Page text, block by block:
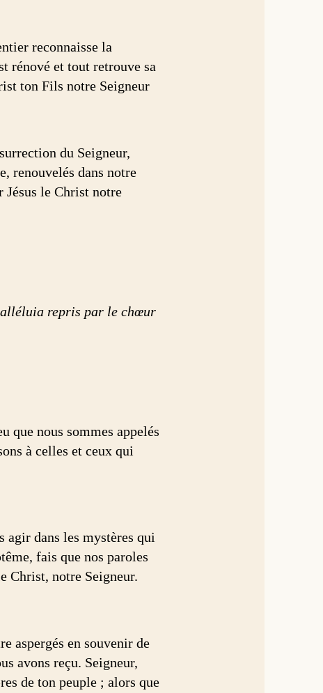
reconnaisse la
rénové et tout retrouve sa
ton Fils notre Seigneur
du Seigneur,
renouvelés dans notre
Jésus le Christ notre
repris par le chœur
que nous sommes appelés
à celles et ceux qui
agir dans les mystères qui
fais que nos paroles
Christ, notre Seigneur.
aspergés en souvenir de
avons reçu. Seigneur,
de ton peuple ; alors que